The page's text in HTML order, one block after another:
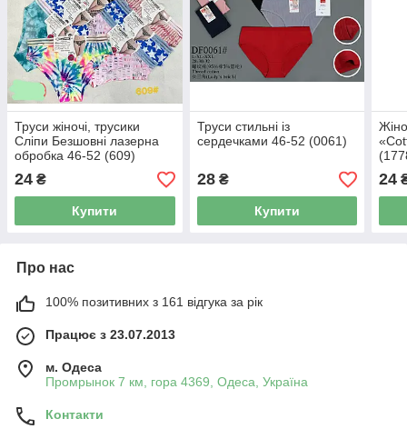
Труси жіночі, трусики
Сліпи Безшовні лазерна
обробка 46-52 (609)
24 ₴
Купити
Труси стильні із
сердечками 46-52 (0061)
28₴
Купити
24
Про нас
100% позитивних з 161 відгука за рік
Працює з 23.07.2013
м. Одеса
Промрынок 7 км, гора 4369, Одеса, Україна
Контакти